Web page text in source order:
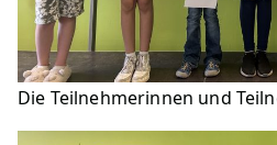
Die Teilnehmerinnen und